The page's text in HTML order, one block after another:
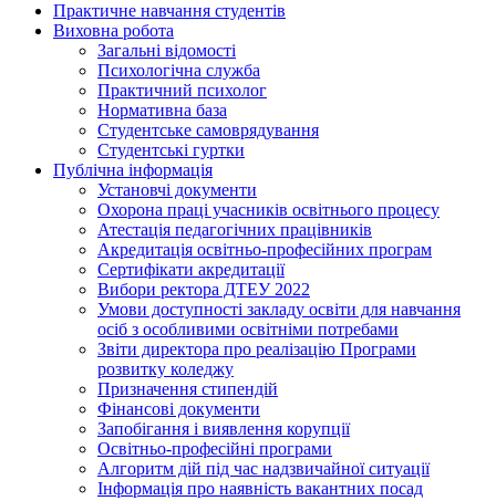
Практичне навчання студентів
Виховна робота
Загальні відомості
Психологічна служба
Практичний психолог
Нормативна база
Студентське самоврядування
Студентські гуртки
Публічна інформація
Установчі документи
Охорона праці учасників освітнього процесу
Атестація педагогічних працівників
Акредитація освітньо-професійних програм
Сертифікати акредитації
Вибори ректора ДТЕУ 2022
Умови доступності закладу освіти для навчання
осіб з особливими освітніми потребами
Звіти директора про реалізацію Програми
розвитку коледжу
Призначення стипендій
Фінансові документи
Запобігання і виявлення корупції
Освітньо-професійні програми
Алгоритм дій під час надзвичайної ситуації
Інформація про наявність вакантних посад